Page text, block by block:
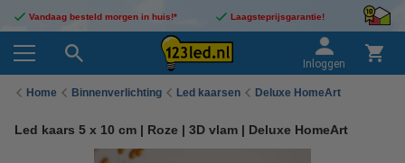
Vandaag besteld morgen in huis!* Laagsteprijsgarantie!
Inloggen
Home Binnenverlichting Led kaarsen Deluxe HomeArt
Led kaars 5 x 10 cm | Roze | 3D vlam | Deluxe HomeArt